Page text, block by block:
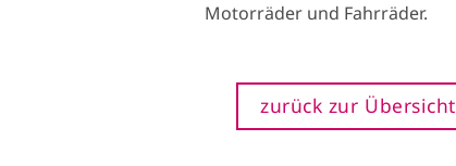
Motorräder und Fahrräder.
zurück zur Übersicht